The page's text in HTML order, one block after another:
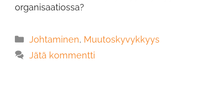
organisaatiossa?
Johtaminen, Muutoskyvykkyys
Jätä kommentti